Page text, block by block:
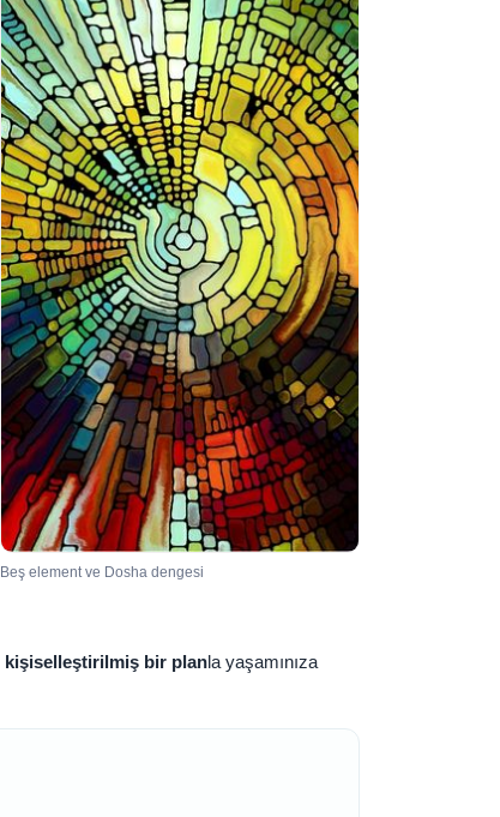
Beş element ve Dosha dengesi
kişiselleştirilmiş bir planla yaşamınıza